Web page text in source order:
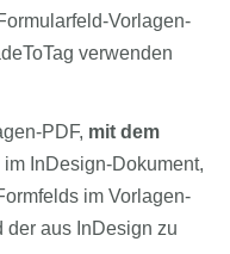
Vorlagen-
verwenden
PDF, mit dem
InDesign-Dokument,
im Vorlagen-
der aus InDesign zu